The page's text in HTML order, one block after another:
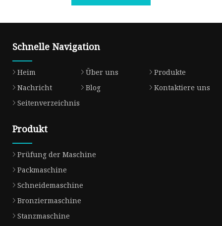
Schnelle Navigation
Heim Über uns
Produkte
Nachricht
Blog
Kontaktiere uns
Seitenverzeichnis
Produkt
Prüfung der Maschine
Packmaschine
Schneidemaschine
Bronziermaschine
Stanzmaschine